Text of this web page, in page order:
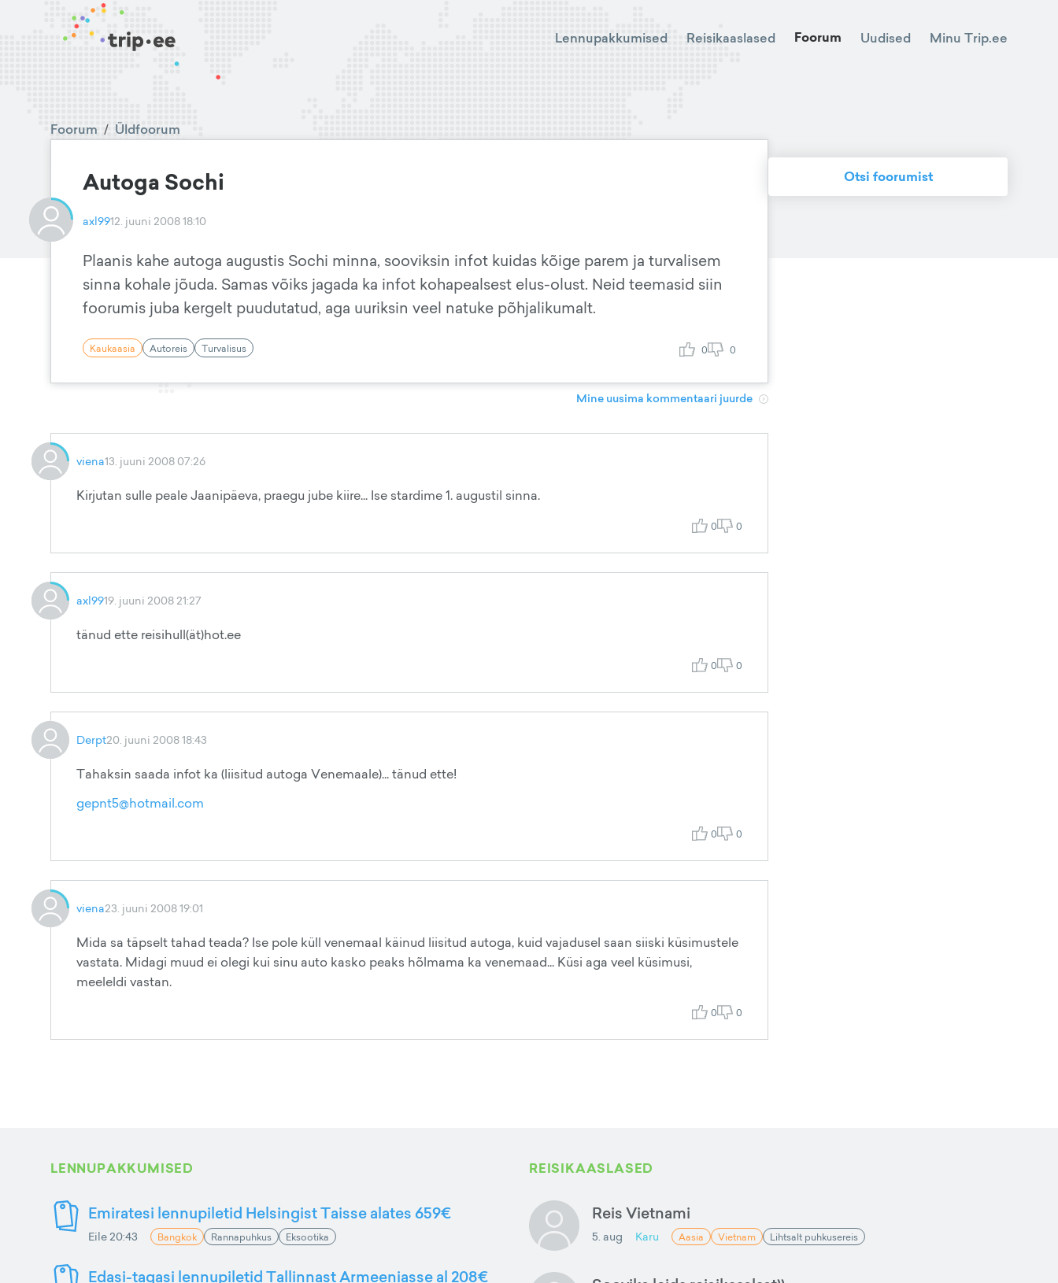
Lennupakkumised Reisikaaslased Foorum Uudised Minu Trip.ee
Foorum / Üldfoorum
Autoga Sochi
axl9912. juuni 2008 18:10
Plaanis kahe autoga augustis Sochi minna, sooviksin infot kuidas kõige parem ja turvalisem
sinna kohale jõuda. Samas võiks jagada ka infot kohapealsest elus-olust. Neid teemasid siin
foorumis juba kergelt puudutatud, aga uuriksin veel natuke põhjalikumalt.
Kaukaasia Autoreis Turvalisus 0 0
Mine uusima kommentaari juurde
viena13. juuni 2008 07:26
Kirjutan sulle peale Jaanipäeva, praegu jube kiire... Ise stardime 1. augustil sinna.
0 0
axl9919. juuni 2008 21:27
tänud ette reisihull(ät)hot.ee
0 0
Derpt20. juuni 2008 18:43
Tahaksin saada infot ka (liisitud autoga Venemaale)... tänud ette!
gepnt5@hotmail.com
0 0
viena23. juuni 2008 19:01
Mida sa täpselt tahad teada? Ise pole küll venemaal käinud liisitud autoga, kuid vajadusel saan siiski küsimustele
vastata. Midagi muud ei olegi kui sinu auto kasko peaks hõlmama ka venemaad... Küsi aga veel küsimusi,
meeleldi vastan.
0 0
Otsi foorumist
LENNUPAKKUMISED
Emiratesi lennupiletid Helsingist Taisse alates 659€
Eile 20:43 Bangkok Rannapuhkus Eksootika
Edasi-tagasi lennupiletid Tallinnast Armeeniasse al 208€
REISIKAASLASED
Reis Vietnami
5. aug Karu Aasia Vietnam Lihtsalt puhkusereis